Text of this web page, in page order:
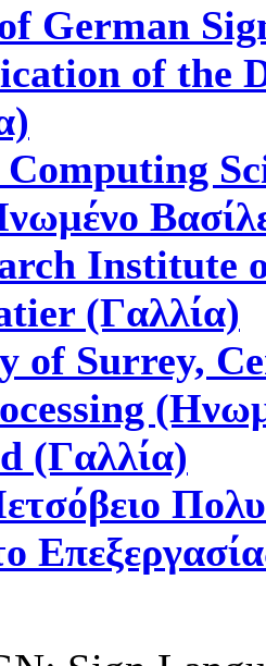
German
of the
Computing
Institute
(Γαλλία)
of Surrey,
(Γαλλία)